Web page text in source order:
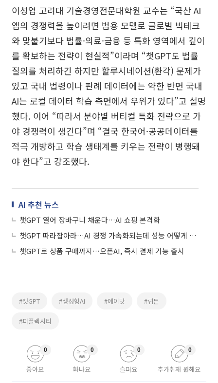
이성엽 고려대 기술경영전문대학원 교수는 “국산 AI
앱의 경쟁력을 높이려면 범용 모델로 글로벌 빅테크
와 맞붙기보다 법률·의료·금융 등 특화 영역에서 깊이
를 확보하는 전략이 현실적”이라며 “챗GPT도 법률
질의를 처리하긴 하지만 할루시네이션(환각) 문제가
있고 국내 법령이나 판례 데이터에는 약한 반면 국내
AI는 로컬 데이터 학습 측면에서 우위가 있다”고 설명
했다. 이어 “따라서 분야별 버티컬 특화 전략으로 가
야 경쟁력이 생긴다”며 “결국 한국어·공공데이터를
적극 개방하고 학습 생태계를 키우는 전략이 병행돼
야 한다”고 강조했다.
AI 추천 뉴스
챗GPT 열어 장바구니 채운다…AI 쇼핑 본격화
챗GPT 따라잡아라…AI 경쟁 가속화되는데 성능 어떻게 알까
챗GPT로 상품 구매까지…오픈AI, 즉시 결제 기능 출시
#챗GPT #생성형AI #에이닷 #뤼튼
#퍼플렉시티
좋아요
0
화나요
0
슬퍼요
0
추가취재 원해요
0